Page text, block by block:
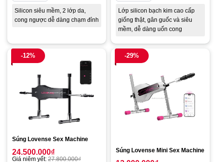
Silicon siêu mềm, 2 lớp da,
cong ngược dễ dàng chạm đỉnh
Lớp silicon bạch kim cao cấp
giống thật, gân guốc và siêu
mềm, dễ dàng uốn cong
-12%
Súng Lovense Sex Machine
24.500.000₫
Giá niêm yết: 27.800.000₫
-29%
Súng Lovense Mini Sex Machine